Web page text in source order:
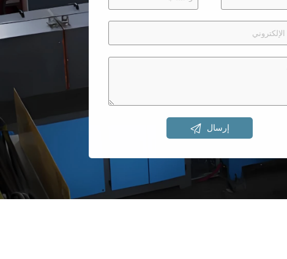
إرسال 